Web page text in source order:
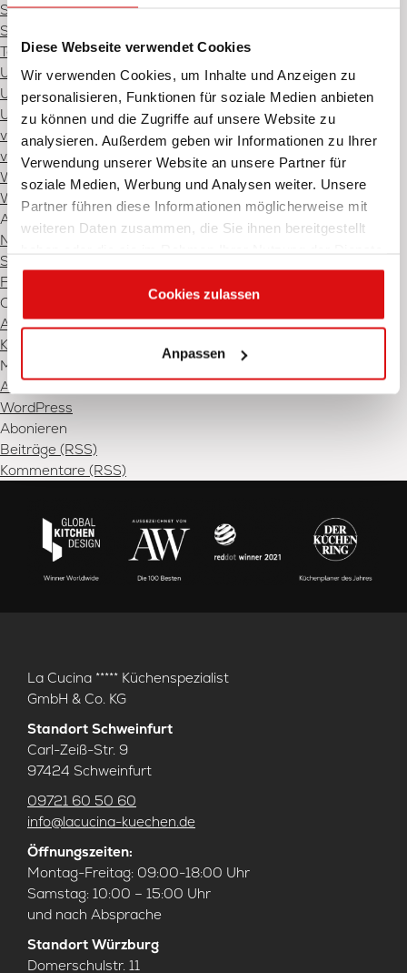
Diese Webseite verwendet Cookies
Wir verwenden Cookies, um Inhalte und Anzeigen zu
personalisieren, Funktionen für soziale Medien anbieten
zu können und die Zugriffe auf unsere Website zu
analysieren. Außerdem geben wir Informationen zu Ihrer
Verwendung unserer Website an unsere Partner für
soziale Medien, Werbung und Analysen weiter. Unsere
Partner führen diese Informationen möglicherweise mit
weiteren Daten zusammen, die Sie ihnen bereitgestellt
gesammelt haben.
Cookies zulassen
Anpassen
Siemens
Sub-Zero
Termin vereinbaren
Unser Team
Unsere Partner
Unsere Partner – Wohnen
v-zug
vola
Walter Knoll
Wohnen für höchste Ansprüche
Archives
November 2025
September 2025
Februar 2025
Categories
Allgemein(2)
Küchen
Meta
Anmelden
WordPress
Abonieren
Beiträge (RSS)
Kommentare (RSS)
La Cucina ***** Küchenspezialist
GmbH & Co. KG
Standort Schweinfurt
Carl-Zeiß-Str. 9
97424 Schweinfurt
09721 60 50 60
info@lacucina-kuechen.de
Öffnungszeiten:
Montag-Freitag: 09:00-18:00 Uhr
Samstag: 10:00 – 15:00 Uhr
und nach Absprache
Standort Würzburg
Domerschulstr. 11